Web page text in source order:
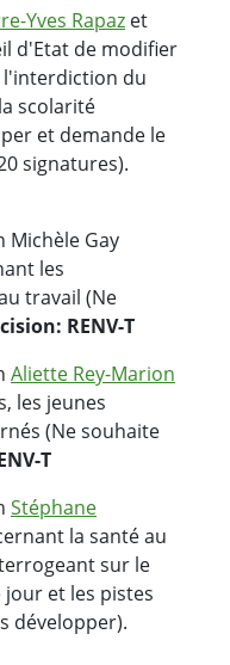
Yves Rapaz et
d'Etat de modifier
du
scolarité
et demande le
signatures).
Michèle Gay
les
travail (Ne
RENV-T
Aliette Rey-Marion
les jeunes
(Ne souhaite
T
Stéphane
la santé au
sur le
jour et les pistes
développer).